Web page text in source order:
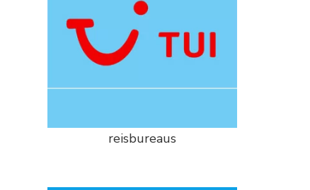
reisbureaus